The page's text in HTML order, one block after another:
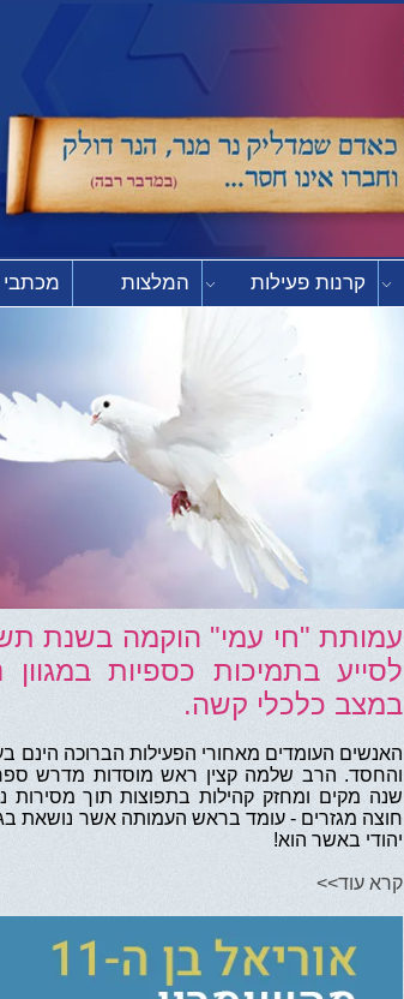
קרנות פעילות המלצות מכתבי
לסייע בתמיכות כספיות
במצב כלכלי קשה.
האנשים העומדים מאחורי הפעילות הברוכה הינם
והחסד. הרב שלמה קצין ראש מוסדות מדרש
שנה מקים ומחזק קהילות בתפוצות תוך
חוצה מגזרים - עומד בראש העמותה אשר נושאת
יהודי באשר הוא!
קרא עוד>>